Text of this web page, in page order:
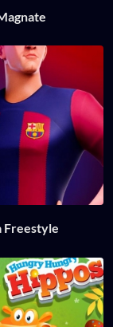
Freestyle